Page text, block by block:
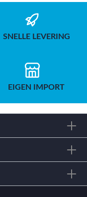
SNELLE LEVERING
EIGEN IMPORT